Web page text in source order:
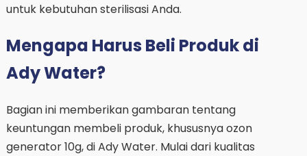
untuk kebutuhan sterilisasi Anda.
Mengapa Harus Beli Produk di
Ady Water?
Bagian ini memberikan gambaran tentang
keuntungan membeli produk, khususnya ozon
generator 10g, di Ady Water. Mulai dari kualitas